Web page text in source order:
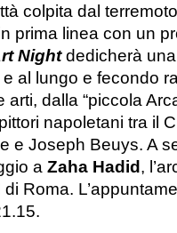
colpita dal
prima linea con un
Nightdedicherà
al lungo e fecondo
dalla “piccola
napoletani tra il
e Joseph Beuys. A
a Zaha Hadid,
Roma.